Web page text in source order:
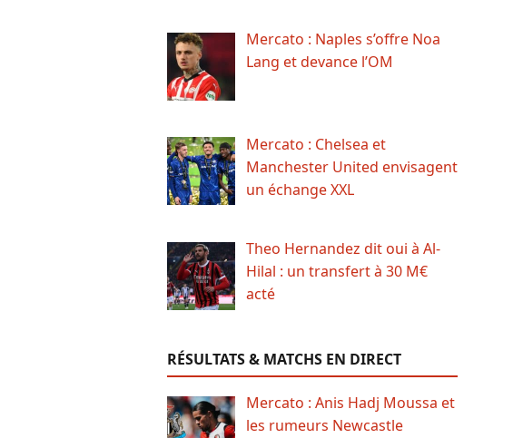
Mercato : Naples s’offre Noa
Lang et devance l’OM
Mercato : Chelsea et
Manchester United envisagent
un échange XXL
Theo Hernandez dit oui à Al-
Hilal : un transfert à 30 M€
acté
RÉSULTATS & MATCHS EN DIRECT
Mercato : Anis Hadj Moussa et
les rumeurs Newcastle